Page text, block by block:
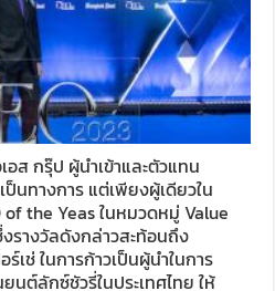
เอส กรุ๊ป ผู้นำเข้าและตัวแทน
นทางการ แต่เพียงผู้เดียวใน
of the Yeas ในหมวดหมู่ Value
รางวัลดังกล่าวสะท้อนถึง
ช่ ในการก้าวเป็นผู้นำในการ
ต์ลักซ์ชัวรี่ในประเทศไทย ให้